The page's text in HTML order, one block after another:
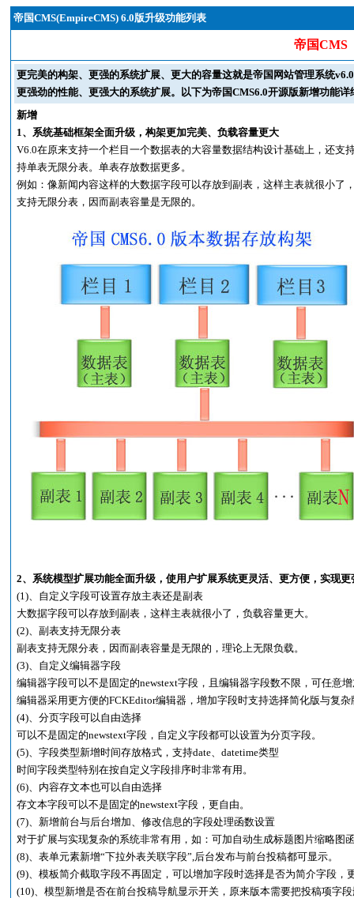
帝国CMS(EmpireCMS) 6.0版升级功能列表
帝国CMS
更完美的构架、更强的系统扩展、更大的容量这就是帝国网站管理系统
更强劲的性能、更强大的系统扩展。以下为帝国CMS6.0开源版新增功能详
新增
1、系统基础框架全面升级，构架更加完美、负载容量更大
V6.0在原来支持一个栏目一个数据表的大容量数据结构设计基础上，还
持单表无限分表。单表存放数据更多。
例如：像新闻内容这样的大数据字段可以存放到副表，这样主表就很小
支持无限分表，因而副表容量是无限的。
2、系统模型扩展功能全面升级，使用户扩展系统更灵活、更方便，实现
(1)、自定义字段可设置存放主表还是副表
大数据字段可以存放到副表，这样主表就很小了，负载容量更大。
(2)、副表支持无限分表
副表支持无限分表，因而副表容量是无限的，理论上无限负载。
(3)、自定义编辑器字段
编辑器字段可以不是固定的newstext字段，且编辑器字段数不限，可任意
编辑器采用更方便的FCKEditor编辑器，增加字段时支持选择简化版与复杂
(4)、分页字段可以自由选择
可以不是固定的newstext字段，自定义字段都可以设置为分页字段。
(5)、字段类型新增时间存放格式，支持date、datetime类型
时间字段类型特别在按自定义字段排序时非常有用。
(6)、内容存文本也可以自由选择
存文本字段可以不是固定的newstext字段，更自由。
(7)、新增前台与后台增加、修改信息的字段处理函数设置
对于扩展与实现复杂的系统非常有用，如：可加自动生成标题图片缩略图
(8)、表单元素新增“下拉外表关联字段”,后台发布与前台投稿都可显示。
(9)、模板简介截取字段不再固定，可以增加字段时选择是否为简介字段，
(10)、模型新增是否在前台投稿导航显示开关，原来版本需要把投稿项字